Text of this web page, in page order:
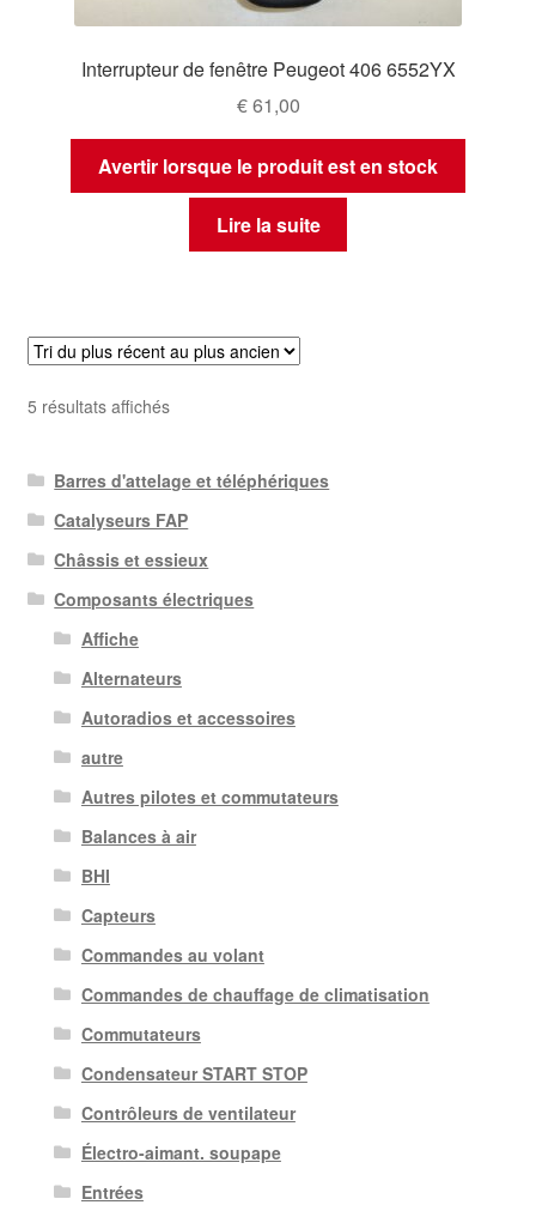
Interrupteur de fenêtre Peugeot 406 6552YX
€61,00
Avertir lorsque le produit est en stock
Lire la suite
5 résultats affichésTrié
récent
au
plus
ancien
Barres d'attelage et téléphériques
Catalyseurs FAP
Châssis et essieux
Composants électriques
Affiche
Alternateurs
Autoradios et accessoires
autre
Autres pilotes et commutateurs
Balances à air
BHI
Capteurs
Commandes au volant
Commandes de chauffage de climatisation
Commutateurs
Condensateur START STOP
Contrôleurs de ventilateur
Électro-aimant. soupape
Entrées